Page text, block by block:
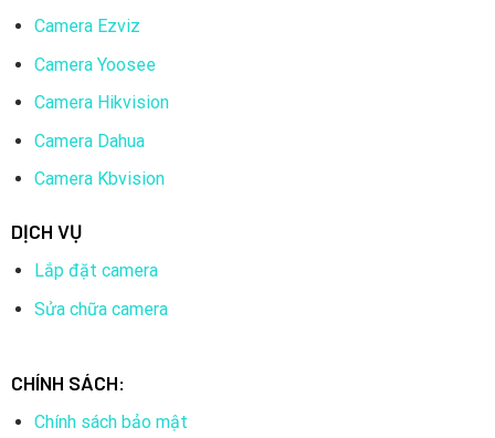
Camera Ezviz
Camera Yoosee
Camera Hikvision
Camera Dahua
Camera Kbvision
DỊCH VỤ
Lắp đặt camera
Sửa chữa camera
CHÍNH SÁCH:
Chính sách bảo mật